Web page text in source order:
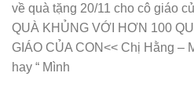
về quà tặng 20/11 cho cô giáo
QUÀ KHỦNG VỚI HƠN 100
GIÁO CỦA CON<< Chị Hằng –
hay “ Mình